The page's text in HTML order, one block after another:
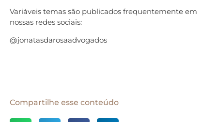
Variáveis temas são publicados frequentemente em
nossas redes sociais:
@jonatasdarosaadvogados
Compartilhe esse conteúdo